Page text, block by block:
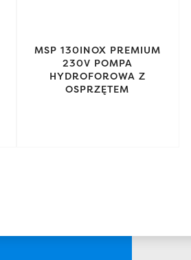
MSP 130INOX PREMIUM
230V POMPA
HYDROFOROWA Z
OSPRZĘTEM